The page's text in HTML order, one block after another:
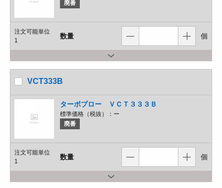
廃番
注文可能単位
1
数量 個
VCT333B
ターボブロー ＶＣＴ３３３Ｂ
標準価格（税抜）： ー
廃番
注文可能単位
1
数量 個